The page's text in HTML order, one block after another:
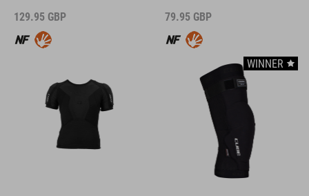
129.95 GBP 79.95 GBP
WINNER